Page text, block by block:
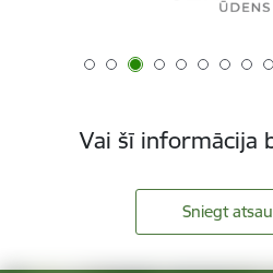
Vai šī informācija
Sniegt